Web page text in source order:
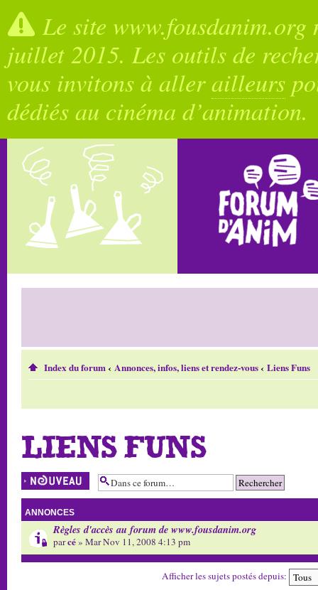
Le site
juillet 2015. Les outils de
vous invitons à allerailleurs
dédiés au cinéma d’animation.
Index du forum‹ Annonces, infos, liens et rendez-vous‹ Liens Funs
LIENS FUNS
Écrire un nouveau
sujet
ANNONCES
Règles d'accès au forum de www.fousdanim.org
parcé» Mar Nov 11, 2008 4:13 pm
Afficher les sujets postés depuis: